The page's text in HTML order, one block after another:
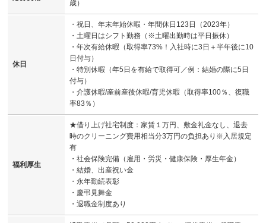
歳）
休日
・祝日、年末年始休暇・年間休日123日（2023年）
・土曜日はシフト勤務（※土曜出勤時は平日振休）
・年次有給休暇（取得率73%！入社時に3日＋半年後に10
日付与）
・特別休暇（年5日を有給で取得可／例：結婚の際に5日
付与）
・介護休暇/産前産後休暇/育児休暇（取得率100％、復職
率83％）
福利厚生
★借り上げ社宅制度：家賃１万円、敷金礼金なし、退去
時のクリーニング費用相当分3万円の負担あり※入居規定
有
・社会保険完備（雇用・労災・健康保険・厚生年金）
・結婚、出産祝い金
・永年勤続表彰
・慶弔見舞金
・退職金制度あり